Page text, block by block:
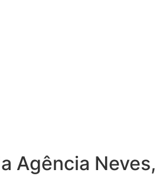
Agência